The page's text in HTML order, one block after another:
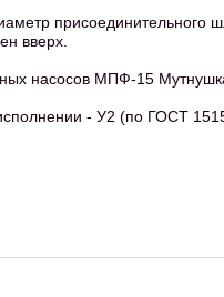
присоединительного
вверх.
насосов МПФ-15
- У2 (по ГОСТ